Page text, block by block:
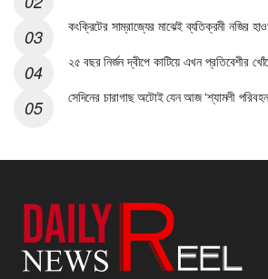
কংক্রিটের সাম্রাজ্যের মাঝেই ব্যতিক্রমী নজির
২৫ বছর নির্জন দ্বীপে কাটিয়ে এখন প্রতিবেশীর
সেদিনের চারাগাছ অটোই যেন আজ ‘শ্যামলী